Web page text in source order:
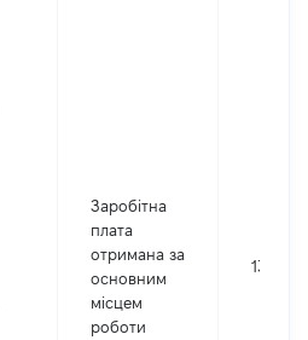
Заробітна
плата
отримана за
основним
місцем
роботи
134134